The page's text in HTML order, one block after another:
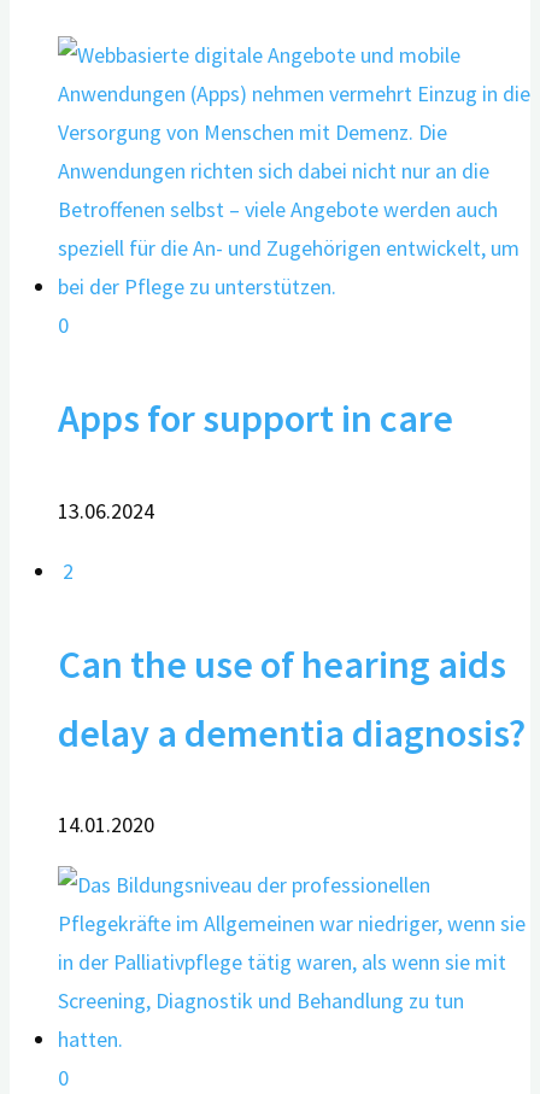
0
Apps for support in care
13.06.2024
2
Can the use of hearing aids
delay a dementia diagnosis?
14.01.2020
0